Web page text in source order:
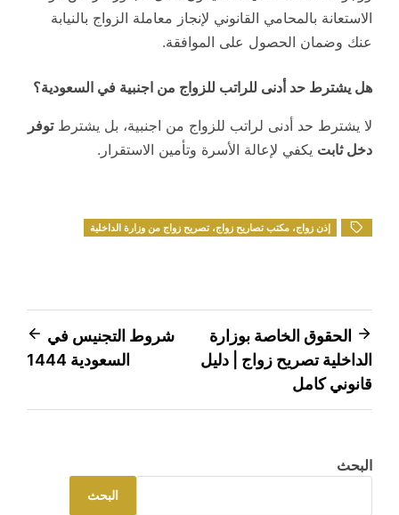
الاستعانة بالمحامي القانوني لإنجاز معاملة الزواج بالنيابة
عنك وضمان الحصول على الموافقة.
هل يشترط حد أدنى للراتب للزواج من اجنبية في السعودية؟
لا يشترط حد أدنى لراتب للزواج من اجنبية، بل يشترطتوفر
دخل ثابت يكفي لإعالة الأسرة وتأمين الاستقرار.
إذن زواج، مكتب تصاريح زواج، تصريح زواج من وزارة الداخلية
تصفّح
المقالات
الحقوق الخاصة بوزارة
الداخلية تصريح زواج | دليل
قانوني كامل
شروط التجنيس في
السعودية 1444
البحث
البحث